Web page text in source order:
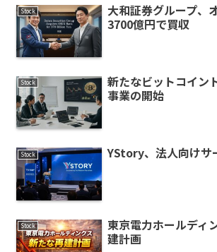
Stock
大和証券グループ、
3700億円で買収
Stock
新たなビットコイン
事業の開始
Stock YStory、法人向けサ
Stock
東京電力ホールディ
建計画